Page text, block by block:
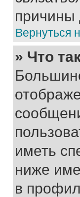
причины
Вернуться
» Что
иметь
ниже
в